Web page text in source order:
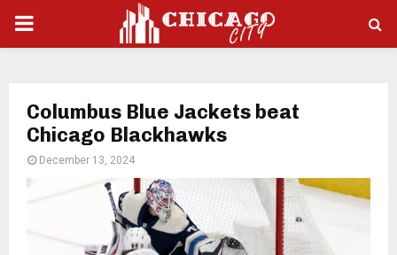
PRIMARY
Columbus Blue Jackets beat
Chicago Blackhawks
December 13, 2024